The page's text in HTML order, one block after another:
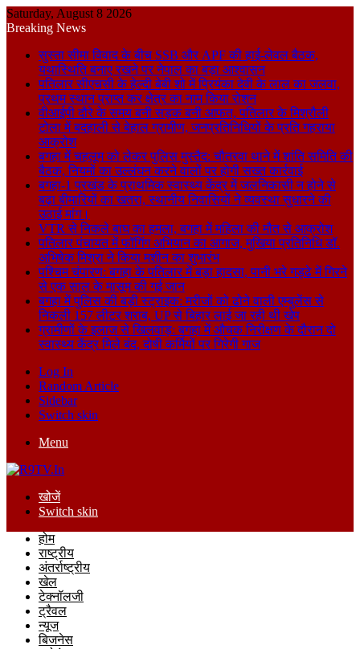
Saturday, August 8 2026
Breaking News
सुस्ता सीमा विवाद के बीच SSB और APF की हाई-लेवल बैठक,
यथास्थिति बनाए रखने पर नेपाल का बड़ा आश्वासन
पतिलार सीएचसी के हेल्दी बेबी शो में प्रियंका देवी के लाल का जलवा,
प्रथम स्थान प्राप्त कर क्षेत्र का नाम किया रोशन
वीआईपी दौरे के समय बनी सड़क बनी आफत, पतिलार के मिश्रौली
टोला में बदहाली से बेहाल ग्रामीण, जनप्रतिनिधियों के प्रति गहराया
आक्रोश
बगहा में चहलूम को लेकर पुलिस मुस्तैद: चौतरवा थाने में शांति समिति की
बैठक, नियमों का उल्लंघन करने वालों पर होगी सख्त कार्रवाई
बगहा-1 प्रखंड के प्राथमिक स्वास्थ्य केंद्र में जलनिकासी न होने से
बढ़ा बीमारियों का खतरा, स्थानीय निवासियों ने व्यवस्था सुधारने की
उठाई मांग।
VTR से निकले बाघ का हमला, बगहा में महिला की मौत से आक्रोश
पतिलार पंचायत में फॉगिंग अभियान का आगाज, मुखिया प्रतिनिधि डॉ.
अभिषेक मिश्रा ने किया मशीन का शुभारंभ
पश्चिम चंपारण: बगहा के पतिलार में बड़ा हादसा, पानी भरे गड्ढे में गिरने
से एक साल के मासूम की गई जान
बगहा में पुलिस की बड़ी स्ट्राइक: मरीजों को ढोने वाली एम्बुलेंस से
निकली 157 लीटर शराब, UP से बिहार लाई जा रही थी खेप
ग्रामीणों के इलाज से खिलवाड़: बगहा में औचक निरीक्षण के दौरान दो
स्वास्थ्य केंद्र मिले बंद, दोषी कर्मियों पर गिरेगी गाज
Log In
Random Article
Sidebar
Switch skin
Menu
खोजें
Switch skin
होम
राष्ट्रीय
अंतर्राष्ट्रीय
खेल
टेक्नॉलजी
ट्रैवल
न्यूज
बिजनेस